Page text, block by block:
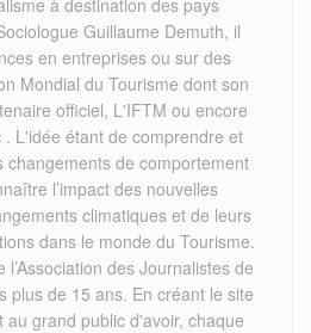
Guillaume Demuth, il
en entreprises ou sur des
Mondial du Tourisme dont son
officiel, L'IFTM ou encore
L'idée étant de comprendre et
changements de comportement
l’impact des nouvelles
climatiques et de leurs
dans le monde du Tourisme.
des Journalistes de
plus de 15 ans. En créant le site
au grand public d'avoir, chaque